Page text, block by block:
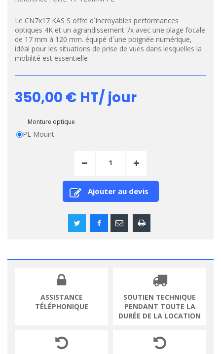
Le CN7x17 KAS S offre d´incroyables performances
optiques 4K et un agrandissement 7x avec une plage focale
de 17 mm à 120 mm. équipé d´une poignée numérique,
idéal pour les situations de prise de vues dans lesquelles la
mobilité est essentielle
350,00 € HT/ jour
Monture optique
PL Mount
Ajouter au devis
ASSISTANCE
TÉLÉPHONIQUE
SOUTIEN TECHNIQUE
PENDANT TOUTE LA
DURÉE DE LA LOCATION